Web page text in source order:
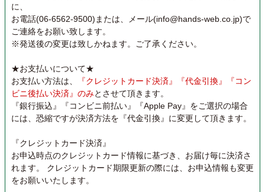
に、
お電話(06-6562-9500)または、メール(info@hands-web.co.jp)で
ご連絡をお願い致します。
※発送後の変更は致しかねます。ご了承ください。
★お支払いについて★
お支払い方法は、
『クレジットカード決済』『代金引換』『コン
ビニ後払い決済』のみとさせて頂きます。
『銀行振込』『コンビニ前払い』『Apple Pay』をご選択の場合
には、恐縮ですが決済方法を『代金引換』に変更して頂きます。
『クレジットカード決済』
お申込時点のクレジットカード情報に基づき、お届け毎に決済さ
れます。 クレジットカード期限更新の際には、お申込情報も変更
をお願いいたします。